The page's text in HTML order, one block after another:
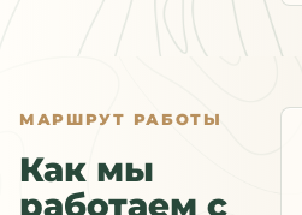
МАРШРУТ РАБОТЫ
Как мы
работаем с